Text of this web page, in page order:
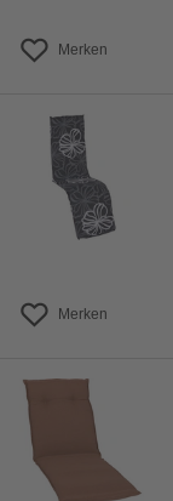
Merken
Merken